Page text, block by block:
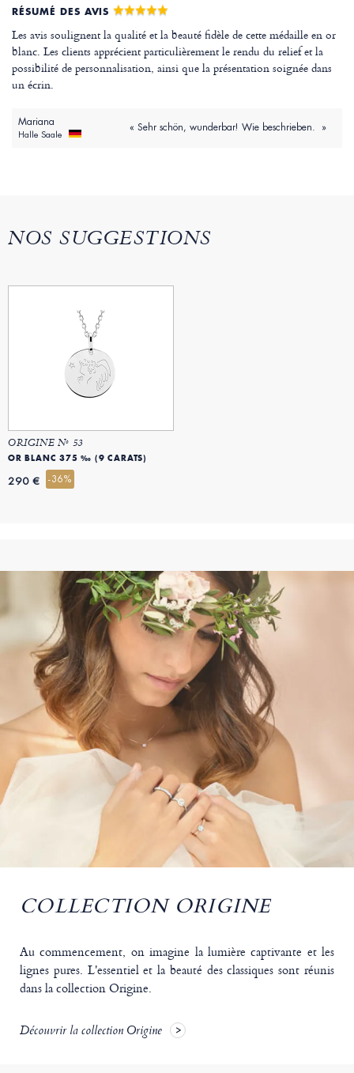
RÉSUMÉ DES AVIS
Les avis soulignent la qualité et la beauté fidèle de cette médaille en or
blanc. Les clients apprécient particulièrement le rendu du relief et la
possibilité de personnalisation, ainsi que la présentation soignée dans
un écrin.
Mariana
Halle Saale
« Sehr schön, wunderbar! Wie beschrieben. »
NOS SUGGESTIONS
ORIGINE Nº 53
OR BLANC 375 ‰ (9 CARATS)
290 € -36%
COLLECTION ORIGINE
Au commencement, on imagine la lumière captivante et les
lignes pures. L'essentiel et la beauté des classiques sont réunis
dans la collection Origine.
Découvrir la collection Origine